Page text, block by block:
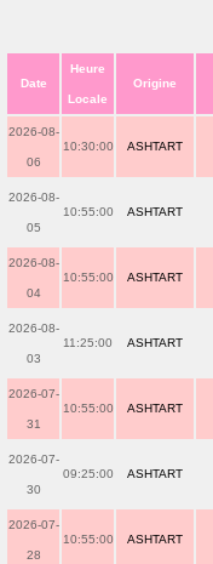
Date
Heure
Locale
Origine
2026-08-
06
10:30:00 ASHTART
2026-08-
05
10:55:00 ASHTART
2026-08-
04
10:55:00 ASHTART
2026-08-
03
11:25:00 ASHTART
2026-07-
31
10:55:00 ASHTART
2026-07-
30
09:25:00 ASHTART
2026-07-
28
10:55:00 ASHTART